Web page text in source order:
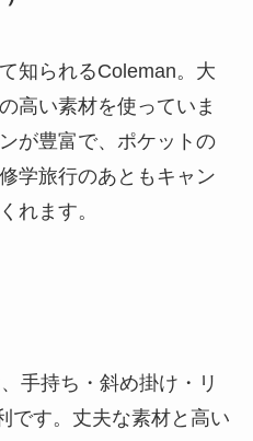
知られるColeman。大
高い素材を使っていま
が豊富で、ポケットの
学旅行のあともキャン
れます。
手持ち・斜め掛け・リ
です。丈夫な素材と高い